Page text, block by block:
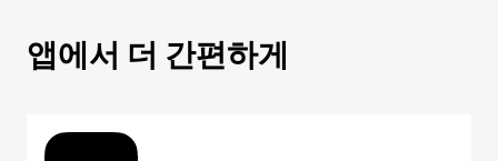
앱에서 더 간편하게